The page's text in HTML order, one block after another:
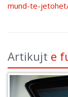
mund-te-
Artikujt e